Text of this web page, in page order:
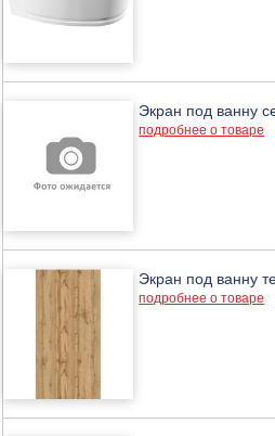
Экран под ванну
подробнее о товаре
Экран под ванну
подробнее о товаре